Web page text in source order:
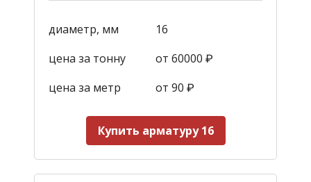
диаметр, мм
16
цена за тонну
от 60000 ₽
цена за метр
от 90 ₽
Купить арматуру 16